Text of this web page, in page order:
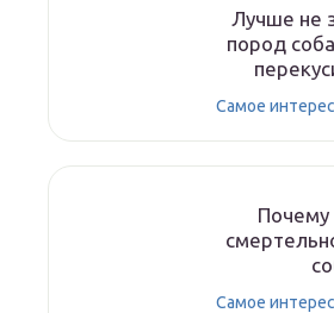
Лучше не
пород
Самое
Самое